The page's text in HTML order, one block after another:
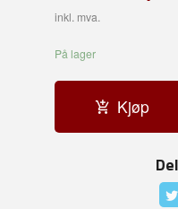
inkl. mva.
På lager
Kjøp